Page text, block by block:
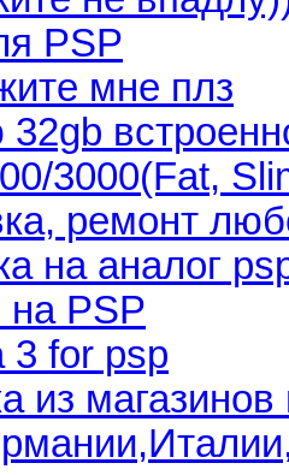
PSP
мне плз
3000(Fat,
ремонт
на аналог
на PSP
3 for psp
из